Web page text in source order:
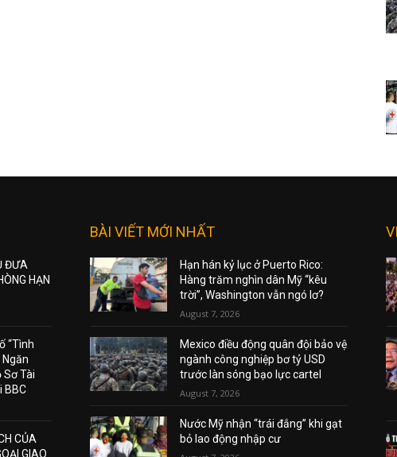
ĐƯA
HẠN
“Tình
Ngăn
Sơ Tài
BBC
CỦA
GIAO
BÀI VIẾT MỚI NHẤT
Hạn hán kỷ lục ở Puerto Rico:
Hàng trăm nghìn dân Mỹ “kêu
trời”, Washington vẫn ngó lơ?
August 7, 2026
Mexico điều động quân đội bảo vệ
ngành công nghiệp bơ tỷ USD
trước làn sóng bạo lực cartel
August 7, 2026
Nước Mỹ nhận “trái đắng” khi gạt
bỏ lao động nhập cư